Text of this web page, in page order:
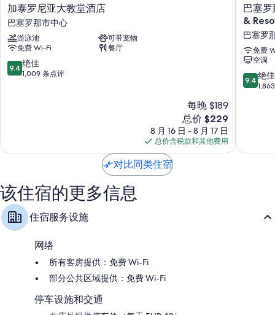
加
泰
罗
尼
亚
大
教
那
心
加泰罗尼亚大教堂酒店
巴塞罗那市中心
游泳池
可带宠物
免费 Wi-Fi
餐厅
9.4
分，
条
9.4 绝佳
1,009 条点评
每晚 $189
新
价
格
$229
总价 $229
8 月 16 日 - 8 月 17 日
总价含税款和其他费用
巴
塞
罗
那
的
Lamaro
Hotel
5★
|
巴塞
&
巴塞罗
免费
空调
9.4
分，
1,863
9.4 绝佳
对比同类住宿
该住宿的更多信息
住宿服务设施
网络
所有客房提供：免费 Wi-Fi
部分公共区域提供：免费 Wi-Fi
停车设施和交通